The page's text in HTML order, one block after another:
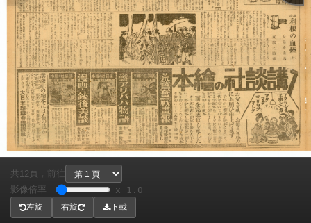
共 12頁， 前往
影像倍率
x 1.0
左旋 右旋 下載